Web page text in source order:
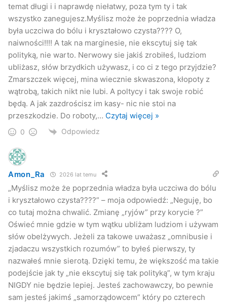
temat długi i i naprawdę niełatwy, poza tym ty i tak
wszystko zanegujesz.Myślisz może że poprzednia władza
była uczciwa do bólu i kryształowo czysta???? O,
naiwności!!!! A tak na marginesie, nie ekscytuj się tak
polityką, nie warto. Nerwowy sie jakiś zrobiłeś, ludziom
ubliżasz, słów brzydkich używasz, i co ci z tego przyjdzie?
Zmarszczek więcej, mina wiecznie skwaszona, kłopoty z
wątrobą, takich nikt nie lubi. A poltycy i tak swoje robić
będą. A jak zazdrościsz im kasy- nic nie stoi na
przeszkodzie. Do roboty,… Czytaj więcej »
0 Odpowiedz
Amon_Ra 2026 lat temu
„Myślisz może że poprzednia władza była uczciwa do bólu
i kryształowo czysta????” – moja odpowiedź: „Neguję, bo
co tutaj można chwalić. Zmianę „ryjów” przy korycie ?”
Oświeć mnie gdzie w tym wątku ubliżam ludziom i używam
słów obelżywych. Jeżeli za takowe uważasz „omnibusie i
zjadaczu wszystkich rozumów” to byłeś pierwszy, ty
nazwałeś mnie sierotą. Dzięki temu, że większość ma takie
podejście jak ty „nie ekscytuj się tak polityką”, w tym kraju
NIGDY nie będzie lepiej. Jesteś zachowawczy, bo pewnie
sam jesteś jakimś „samorządowcem” który po czterech